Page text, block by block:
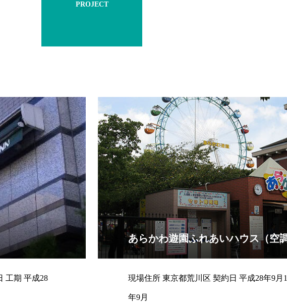
PROJECT
あらかわ遊園ふれあいハウス（空
現場住所 東京都荒川区 契約日 平成28年9月12日 工期 平成28
年9月